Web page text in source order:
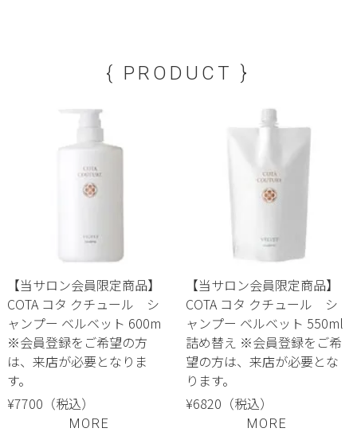
{ PRODUCT }
【当サロン会員限定商品】
COTA コタ クチュール シ
ャンプー ベルベット 600m
※会員登録をご希望の方
は、来店が必要となりま
す。
¥7700（税込）
MORE
【当サロン会員限定商品】
COTA コタ クチュール シ
ャンプー ベルベット 550ml
詰め替え ※会員登録をご希
望の方は、来店が必要とな
ります。
¥6820（税込）
MORE